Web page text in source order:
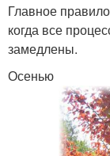
Главное
когда все
замедлены.
Осенью